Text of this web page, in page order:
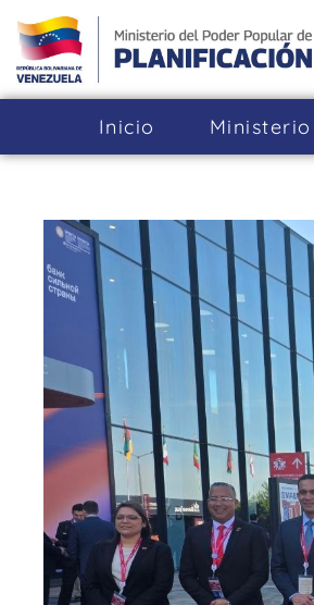
Inicio Ministerio